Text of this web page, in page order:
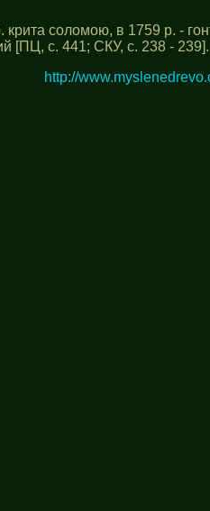
крита соломою, в 1759 р. -
[ПЦ, с. 441; СКУ, с. 238 -
http://